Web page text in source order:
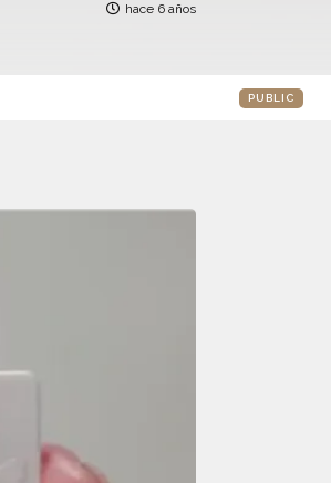
hace 6 años
PUBLIC